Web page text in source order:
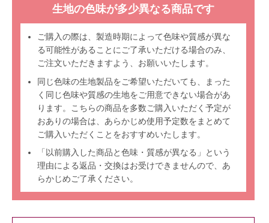
生地の色味が多少異なる商品です
ご購入の際は、製造時期によって色味や質感が異な
る可能性があることにご了承いただける場合のみ、
ご注文いただきますよう、お願いいたします。
同じ色味の生地製品をご希望いただいても、まった
く同じ色味や質感の生地をご用意できない場合があ
ります。こちらの商品を多数ご購入いただく予定が
おありの場合は、あらかじめ使用予定数をまとめて
ご購入いただくことをおすすめいたします。
「以前購入した商品と色味・質感が異なる」という
理由による返品・交換はお受けできませんので、あ
らかじめご了承ください。